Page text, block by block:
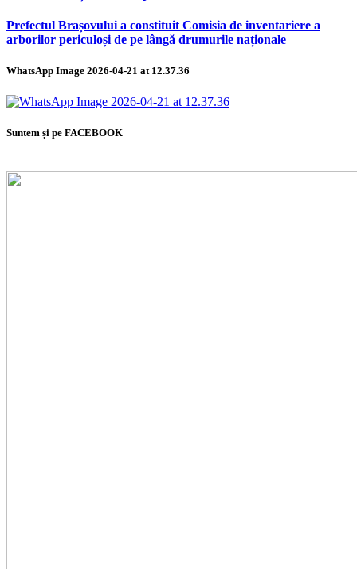
Prefectul Brașovului a constituit Comisia de inventariere a
arborilor periculoși de pe lângă drumurile naționale
WhatsApp Image 2026-04-21 at 12.37.36
Suntem și pe FACEBOOK